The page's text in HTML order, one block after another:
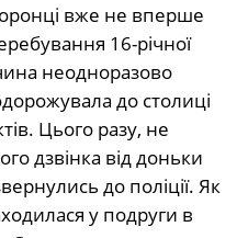
вже не вперше
16-річної
неодноразово
до столиці
Цього разу, не
дзвінка від доньки
до поліції. Як
у подруги в